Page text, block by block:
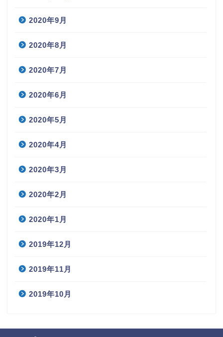
2020年9月
2020年8月
2020年7月
2020年6月
2020年5月
2020年4月
2020年3月
2020年2月
2020年1月
2019年12月
2019年11月
2019年10月